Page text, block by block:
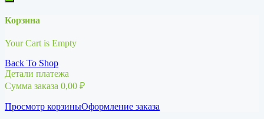
Корзина
Your Cart is Empty
Back To Shop
Детали платежа
Сумма заказа 0,00 ₽
Просмотр корзиныОформление заказа